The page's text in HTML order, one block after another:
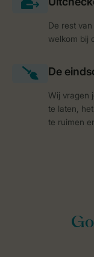
De rest
welkom bij
Wij vragen
te laten,
te ruimen